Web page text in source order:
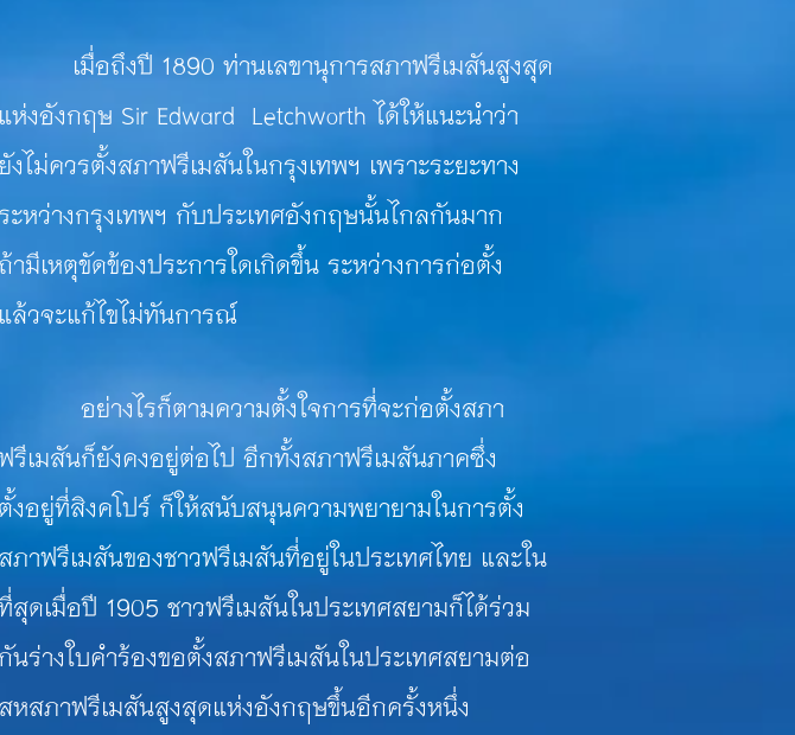
เมื่อถึงปี 1890 ท่านเลขานุการสภาฟรีเมสันสูงสุด
แห่งอังกฤษ Sir Edward Letchworth ได้ให้แนะนำว่า
ยังไม่ควรตั้งสภาฟรีเมสันในกรุงเทพฯ เพราะระยะทาง
ะหว่างกรุงเทพฯ กับประเทศอังกฤษนั้นไกลกันมาก
ถ้ามีเหตุขัดข้องประการใดเกิดขึ้น ระหว่างการก่อตั้ง
แล้วจะแก้ไขไม่ทันการณ์
อย่างไรก็ตามความตั้งใจการที่จะก่อตั้งสภา
รีเมสันก็ยังคงอยู่ต่อไป อีกทั้งสภาฟรีเมสันภาคซึ่ง
ตั้งอยู่ที่สิงคโปร์ ก็ให้สนับสนุนความพยายามในการตั้ง
สภาฟรีเมสันของชาวฟรีเมสันที่อยู่ในประเทศไทย และใน
สุดเมื่อปี 1905 ชาวฟรีเมสันในประเทศสยามก็ได้ร่วม
กันร่างใบคำร้องขอตั้งสภาฟรีเมสันในประเทศสยามต่อ
สหสภาฟรีเมสันสูงสุดแห่งอังกฤษขึ้นอีกครั้งหนึ่ง